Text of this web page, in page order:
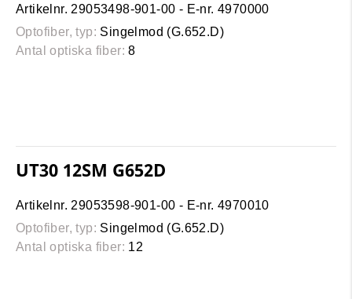
Artikelnr. 29053498-901-00 - E-nr. 4970000
Optofiber, typ: Singelmod (G.652.D)
Antal optiska fiber: 8
UT30 12SM G652D
Artikelnr. 29053598-901-00 - E-nr. 4970010
Optofiber, typ: Singelmod (G.652.D)
Antal optiska fiber: 12